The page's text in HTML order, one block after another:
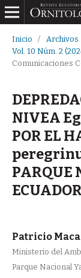
Inicio / Archivos
Vol. 10 Núm. 2
Comunicaciones
NIVEA
POR EL
PARQUE
ECUADOR
Patricio
Ministerio del
Parque Nacional